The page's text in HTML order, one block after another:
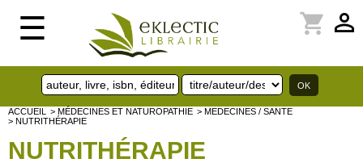
☰ perm_identity
shopping_cart
ACCUEIL > MÉDECINES ET NATUROPATHIE > MEDECINES / SANTE
> NUTRITHÉRAPIE
NUTRITHÉRAPIE